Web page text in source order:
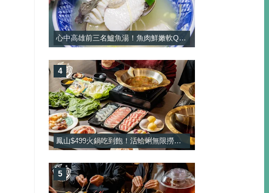
心中高雄前三名鱸魚湯！魚肉鮮嫩軟Q彈，湯頭濃郁純正熬煮！-大港鱸魚湯
鳳山$499火鍋吃到飽！活蛤蜊無限撈＋酸菜魚鍋免加價太佛，甜點還有雪淇冰無限吃-饗禾記
4
5